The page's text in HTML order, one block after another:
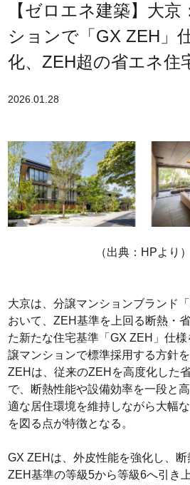
【ゼロエネ建築】大京
ションで「GX ZEH」
化、ZEH超の省エネ住
2026.01.28
（出典：HPより）
大京は、分譲マンションブランド
おいて、ZEH基準を上回る断熱・
た新たな住宅基準「GX ZEH」仕
譲マンションで標準採用する方針
ZEHは、従来のZEHを高度化した
で、断熱性能や設備効率を一段と
適な居住環境を維持しながら大幅
を図る点が特徴となる。
GX ZEHは、外皮性能を強化し、
ZEH基準の等級5から等級6へ引き